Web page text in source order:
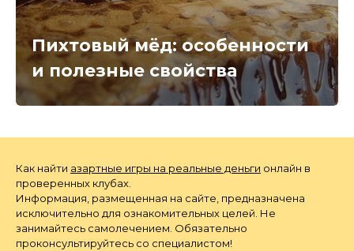
Пихтовый мёд: особенности
и полезные свойства
Как найти азартные игры на реальные деньги онлайн в
проверенных клубах.
Информация, размещенная на сайте, предназначена
исключительно для ознакомительных целей. Не
занимайтесь самолечением. Обязательно
проконсультируйтесь со специалистом!